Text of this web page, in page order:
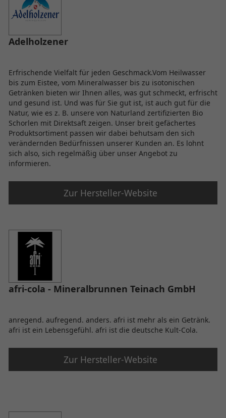
Adelholzener
Erfrischende Vielfalt für jeden Geschmack.Vom Heilwasser
bis zum Eistee, vom Mineralwasser bis zu isotonischen
Getränken bieten wir Ihnen alles, was gut schmeckt, erfrischt
und gesund ist. Und was für Sie gut ist, ist auch gut für die
Natur, wie es z. B. unsere von Naturland zertifizierten Bio
Schorlen mit Direktsaft zeigen. Unser breit gefächertes
Produktsortiment passen wir dabei behutsam den sich
verändernden Bedürfnissen unserer Kunden an. Es lohnt
sich also, sich regelmäßig über unser Angebot zu
informieren.
Zur Hersteller-Website
afri-cola - Mineralbrunnen Teinach GmbH
anregend. aufregend. anders. afri ist mehr als ein Getränk.
afri ist ein Lebensgefühl. afri ist die deutsche Kult-Cola.
Zur Hersteller-Website